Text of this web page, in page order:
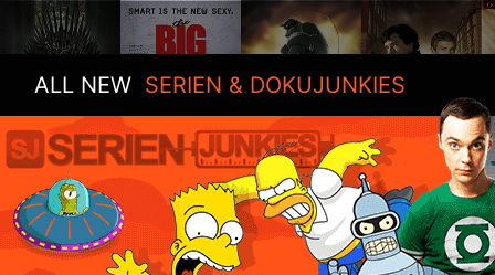
ALL NEW SERIEN & DOKUJUNKIES